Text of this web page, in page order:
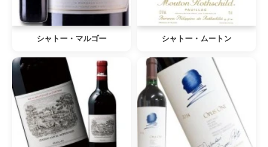
シャトー・マルゴー シャトー・ムートン